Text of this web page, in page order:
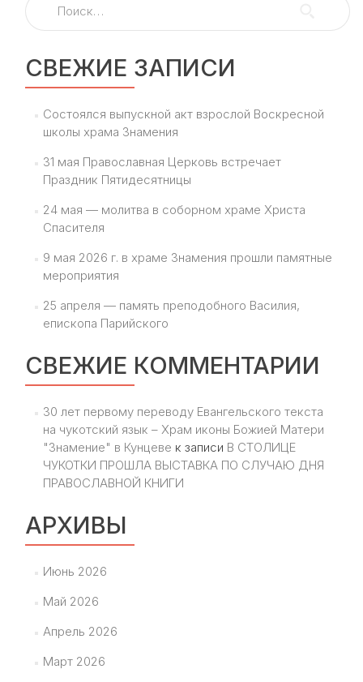
СВЕЖИЕ ЗАПИСИ
Состоялся выпускной акт взрослой Воскресной
школы храма Знамения
31 мая Православная Церковь встречает
Праздник Пятидесятницы
24 мая — молитва в соборном храме Христа
Спасителя
9 мая 2026 г. в храме Знамения прошли памятные
мероприятия
25 апреля — память преподобного Василия,
епископа Парийского
СВЕЖИЕ КОММЕНТАРИИ
30 лет первому переводу Евангельского текста
на чукотский язык – Храм иконы Божией Матери
"Знамение" в Кунцеве к записи В СТОЛИЦЕ
ЧУКОТКИ ПРОШЛА ВЫСТАВКА ПО СЛУЧАЮ ДНЯ
ПРАВОСЛАВНОЙ КНИГИ
АРХИВЫ
Июнь 2026
Май 2026
Апрель 2026
Март 2026